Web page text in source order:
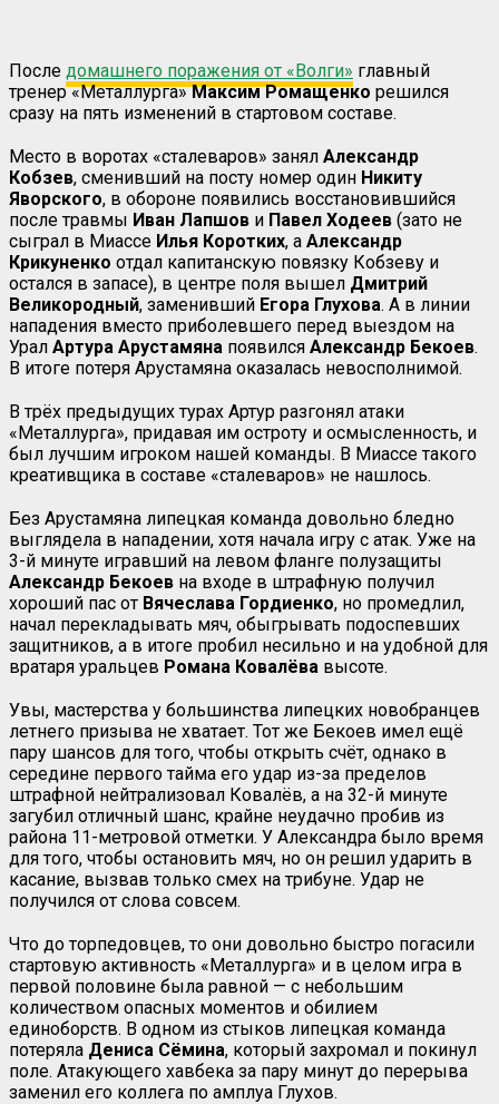
После домашнего поражения от «Волги» главный
тренер «Металлурга»Максим Ромащенко решился
сразу на пять изменений в стартовом составе.
Место в воротах «сталеваров» занял Александр
Кобзев, сменивший на посту номер один Никиту
Яворского, в обороне появились восстановившийся
после травмы Иван Лапшов и Павел Ходеев (зато не
сыграл в Миассе Илья Коротких, а Александр
Крикуненко отдал капитанскую повязку Кобзеву и
остался в запасе), в центре поля вышел Дмитрий
Великородный, заменивший Егора Глухова. А в линии
нападения вместо приболевшего перед выездом на
Урал Артура Арустамяна появился Александр Бекоев.
В итоге потеря Арустамяна оказалась невосполнимой.
В трёх предыдущих турах Артур разгонял атаки
«Металлурга», придавая им остроту и осмысленность, и
был лучшим игроком нашей команды. В Миассе такого
креативщика в составе «сталеваров» не нашлось.
Без Арустамяна липецкая команда довольно бледно
выглядела в нападении, хотя начала игру с атак. Уже на
3-й минуте игравший на левом фланге полузащиты
Александр Бекоев на входе в штрафную получил
хороший пас от Вячеслава Гордиенко, но промедлил,
начал перекладывать мяч, обыгрывать подоспевших
защитников, а в итоге пробил несильно и на удобной для
вратаря уральцев Романа Ковалёва высоте.
Увы, мастерства у большинства липецких новобранцев
летнего призыва не хватает. Тот же Бекоев имел ещё
пару шансов для того, чтобы открыть счёт, однако в
середине первого тайма его удар из-за пределов
штрафной нейтрализовал Ковалёв, а на 32-й минуте
загубил отличный шанс, крайне неудачно пробив из
района 11-метровой отметки. У Александра было время
для того, чтобы остановить мяч, но он решил ударить в
касание, вызвав только смех на трибуне. Удар не
получился от слова совсем.
Что до торпедовцев, то они довольно быстро погасили
стартовую активность «Металлурга» и в целом игра в
первой половине была равной — с небольшим
количеством опасных моментов и обилием
единоборств. В одном из стыков липецкая команда
потеряла Дениса Сёмина, который захромал и покинул
поле. Атакующего хавбека за пару минут до перерыва
заменил его коллега по амплуа Глухов.